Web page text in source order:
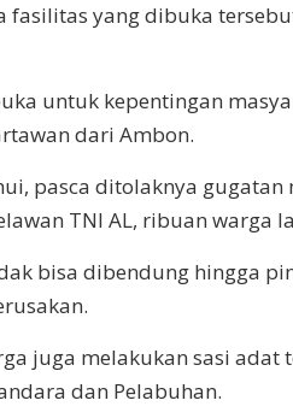
fasilitas yang dibuka
untuk kepentingan
dari Ambon.
pasca ditolaknya gugatan
TNI AL, ribuan warga
bisa dibendung hingga
juga melakukan sasi adat
dan Pelabuhan.